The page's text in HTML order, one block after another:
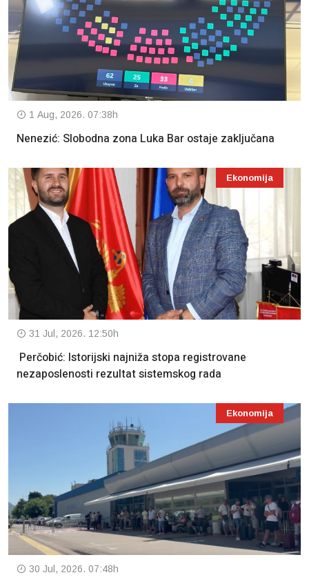
1 Aug, 2026. 07:38h
Nenezić: Slobodna zona Luka Bar ostaje zaključana
Ekonomija
31 Jul, 2026. 12:50h
Perčobić: Istorijski najniža stopa registrovane
nezaposlenosti rezultat sistemskog rada
Ekonomija
30 Jul, 2026. 07:48h